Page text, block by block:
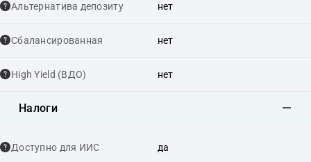
Альтернатива депозиту нет
Сбалансированная нет
High Yield (ВДО) нет
Налоги
Доступно для ИИС да